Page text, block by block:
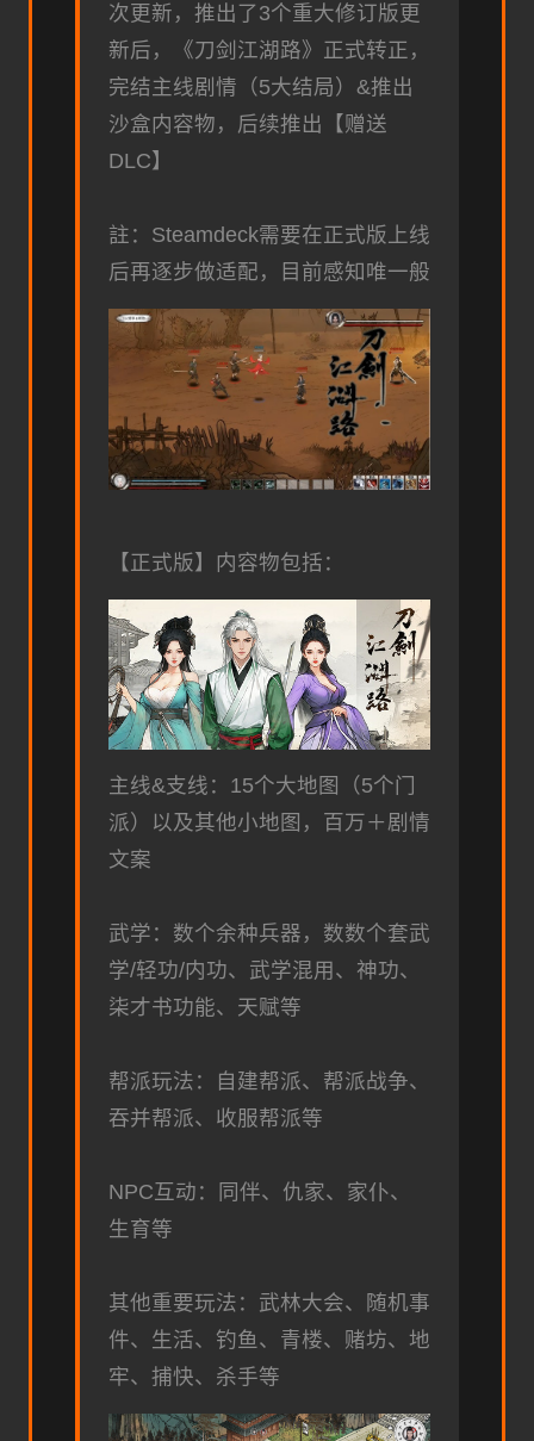
次更新，推出了3个重大修订版更
新后，《刀剑江湖路》正式转正，
完结主线剧情（5大结局）&推出
沙盒内容物，后续推出【赠送
DLC】
註：Steamdeck需要在正式版上线
后再逐步做适配，目前感知唯一般
【正式版】内容物包括：
主线&支线：15个大地图（5个门
派）以及其他小地图，百万＋剧情
文案
武学：数个余种兵器，数数个套武
学/轻功/内功、武学混用、神功、
柒才书功能、天赋等
帮派玩法：自建帮派、帮派战争、
吞并帮派、收服帮派等
NPC互动：同伴、仇家、家仆、
生育等
其他重要玩法：武林大会、随机事
件、生活、钓鱼、青楼、赌坊、地
牢、捕快、杀手等